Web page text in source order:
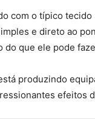
com o típico tecido
e direto ao
do que ele pode
produzindo
efeitos